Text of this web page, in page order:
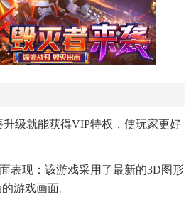
级就能获得VIP特权，使玩家更好
表现：该游戏采用了最新的3D图形
游戏画面。